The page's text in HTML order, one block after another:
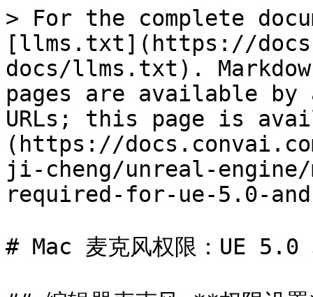
> For the complete
[llms.txt](https://
docs/llms.txt).
pages are available by
URLs; this page is
(https://
ji-cheng/unreal-engine/
required-for-ue-5.0-
# Mac 麦克风权限：UE